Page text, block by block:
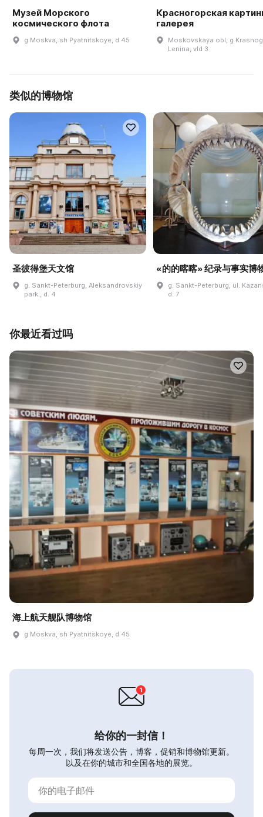
Музей Морского
космического флота
g Moskva, sh Pyatnitskoye, d 45
Красногорская
галерея
Moskovskaya obl, g
Lenina, vld 3
类似的博物馆
圣彼得堡天文馆
g. Sankt-Peterburg, Aleksandrovskiy
park., d. 4
«的的喀喀» 纪录与事实博
g. Sankt-Peterburg, ul.
d. 7
你最近看过吗
海上航天舰队博物馆
g Moskva, sh Pyatnitskoye, d 45
给你的一封信！
每周一次，我们将发送公告，博客，促销和博物馆更新。
以及在你的城市和全国各地的展览。